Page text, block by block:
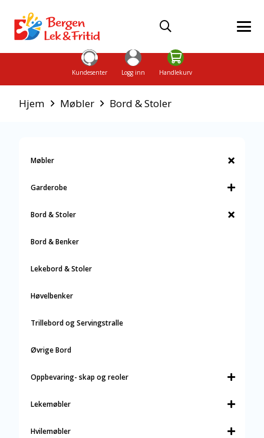
Kundesenter Logg inn Handlekurv
Hjem Møbler Bord & Stoler
Møbler
Garderobe
Bord & Stoler
Bord & Benker
Lekebord & Stoler
Høvelbenker
Trillebord og Servingstralle
Øvrige Bord
Oppbevaring- skap og reoler
Lekemøbler
Hvilemøbler